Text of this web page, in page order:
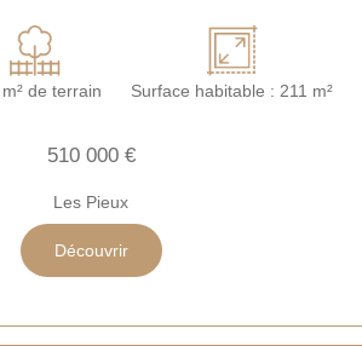
de terrain Surface habitable : 211 m²
510 000 €
Les Pieux
Découvrir